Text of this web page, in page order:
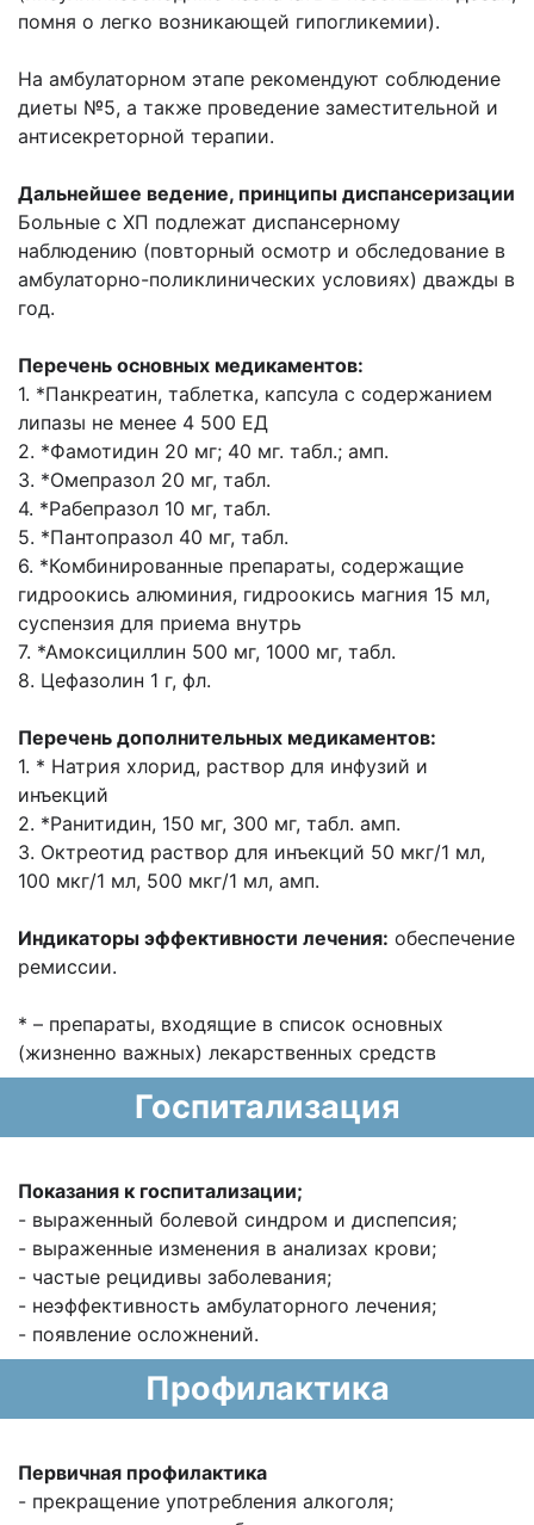
помня о легко возникающей гипогликемии).
На амбулаторном этапе рекомендуют соблюдение
диеты №5, а также проведение заместительной и
антисекреторной терапии.
Дальнейшее ведение, принципы диспансеризации
Больные с ХП подлежат диспансерному
наблюдению (повторный осмотр и обследование в
амбулаторно-поликлинических условиях) дважды в
год.
Перечень основных медикаментов:
1. *Панкреатин, таблетка, капсула с содержанием
липазы не менее 4 500 ЕД
2. *Фамотидин 20 мг; 40 мг. табл.; амп.
3. *Омепразол 20 мг, табл.
4. *Рабепразол 10 мг, табл.
5. *Пантопразол 40 мг, табл.
6. *Комбинированные препараты, содержащие
гидроокись алюминия, гидроокись магния 15 мл,
суспензия для приема внутрь
7. *Амоксициллин 500 мг, 1000 мг, табл.
8. Цефазолин 1 г, фл.
Перечень дополнительных медикаментов:
1. * Натрия хлорид, раствор для инфузий и
инъекций
2. *Ранитидин, 150 мг, 300 мг, табл. амп.
3. Октреотид раствор для инъекций 50 мкг/1 мл,
100 мкг/1 мл, 500 мкг/1 мл, амп.
Индикаторы эффективности лечения: обеспечение
ремиссии.
* – препараты, входящие в список основных
(жизненно важных) лекарственных средств
Госпитализация
Показания к госпитализации;
- выраженный болевой синдром и диспепсия;
- выраженные изменения в анализах крови;
- частые рецидивы заболевания;
- неэффективность амбулаторного лечения;
- появление осложнений.
Профилактика
Первичная профилактика
- прекращение употребления алкоголя;